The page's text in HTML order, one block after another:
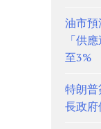
油市預
「供
至3%
特朗
長政